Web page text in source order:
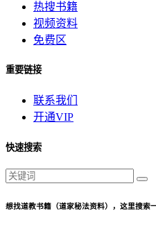
热搜书籍
视频资料
免费区
重要链接
联系我们
开通VIP
快速搜索
想找道教书籍（道家秘法资料），这里搜索